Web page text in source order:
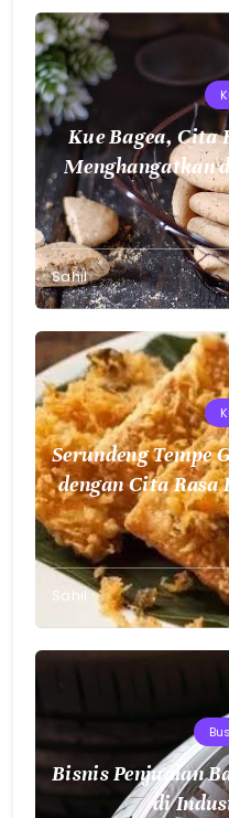
Kue Bagea, Cita
Menghangatkan
Sahil
Serundeng Tempe
dengan Cita Rasa
Sahil
Bisnis Penjualan
di